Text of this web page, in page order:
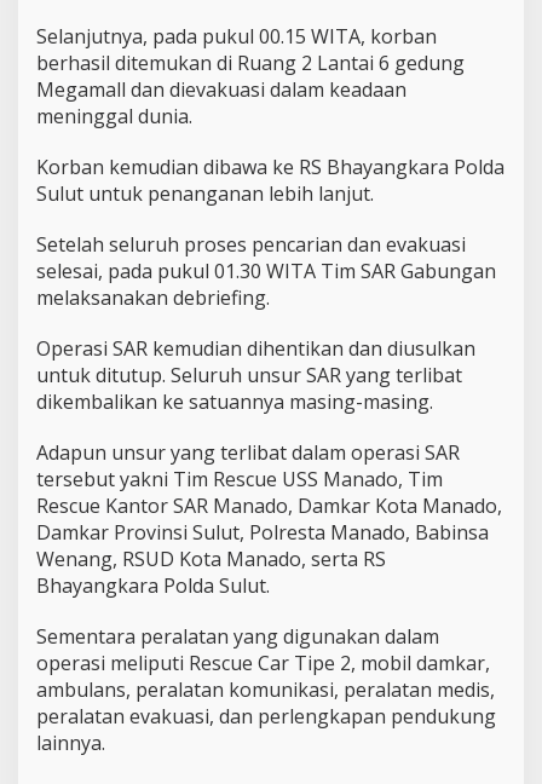
i
b
a
b
a
a
a
n
e
g
a
l
l
M
a
n
a
d
Selanjutnya, pada pukul 00.15 WITA, korban
berhasil ditemukan di Ruang 2 Lantai 6 gedung
Megamall dan dievakuasi dalam keadaan
meninggal dunia.
Korban kemudian dibawa ke RS Bhayangkara Polda
Sulut untuk penanganan lebih lanjut.
Setelah seluruh proses pencarian dan evakuasi
selesai, pada pukul 01.30 WITA Tim SAR Gabungan
melaksanakan debriefing.
Operasi SAR kemudian dihentikan dan diusulkan
untuk ditutup. Seluruh unsur SAR yang terlibat
dikembalikan ke satuannya masing-masing.
Adapun unsur yang terlibat dalam operasi SAR
tersebut yakni Tim Rescue USS Manado, Tim
Rescue Kantor SAR Manado, Damkar Kota Manado,
Damkar Provinsi Sulut, Polresta Manado, Babinsa
Wenang, RSUD Kota Manado, serta RS
Bhayangkara Polda Sulut.
Sementara peralatan yang digunakan dalam
operasi meliputi Rescue Car Tipe 2, mobil damkar,
ambulans, peralatan komunikasi, peralatan medis,
peralatan evakuasi, dan perlengkapan pendukung
lainnya.